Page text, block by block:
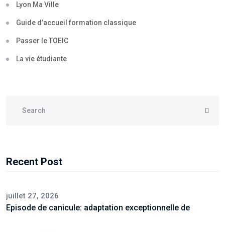
Lyon Ma Ville
Guide d’accueil formation classique
Passer le TOEIC
La vie étudiante
Recent Post
juillet 27, 2026
Episode de canicule: adaptation exceptionnelle de